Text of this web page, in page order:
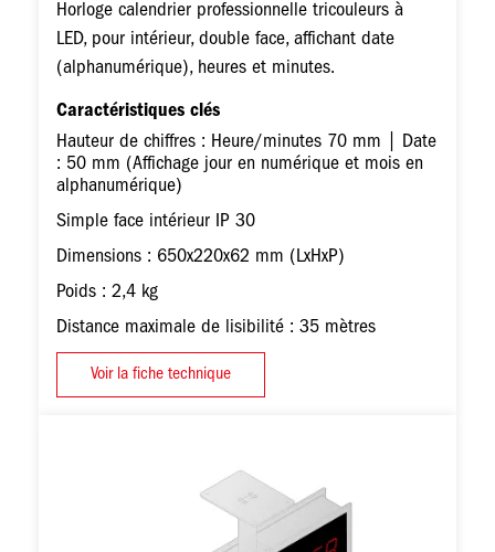
Horloge calendrier professionnelle tricouleurs à
LED, pour intérieur, double face, affichant date
(alphanumérique), heures et minutes.
Caractéristiques clés
Hauteur de chiffres : Heure/minutes 70 mm | Date
: 50 mm (Affichage jour en numérique et mois en
alphanumérique)
Simple face intérieur IP 30
Dimensions : 650x220x62 mm (LxHxP)
Poids : 2,4 kg
Distance maximale de lisibilité : 35 mètres
Voir la fiche technique